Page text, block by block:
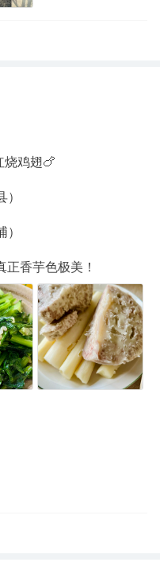
鸡翅🍗
香芋色极美！